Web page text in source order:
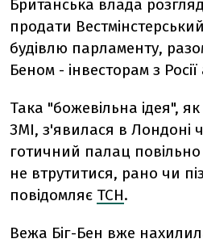
Британська влада
продати
будівлю парламенту,
Беном - інвесторам з
Така "божевільна ідея", як
ЗМІ, з'явилася в Лондоні
готичний палац повільно
не втрутитися, рано чи
повідомляє ТСН.
Вежа Біг-Бен вже